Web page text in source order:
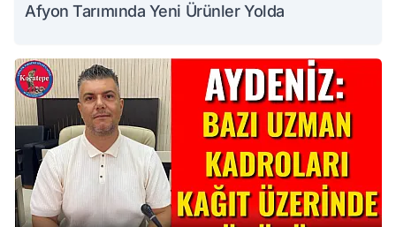
Afyon Tarımında Yeni Ürünler Yolda